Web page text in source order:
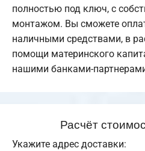
полностью под ключ, с
монтажом. Вы сможете
наличными средствами, в
помощи материнского
нашими банками-
Расчёт
Укажите адрес доставки: